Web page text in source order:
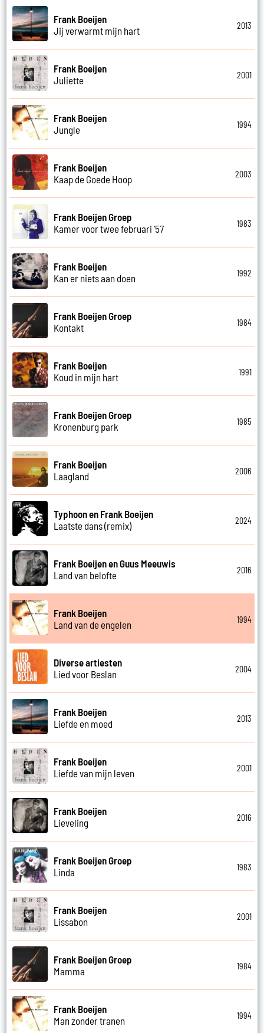
Frank Boeijen
Jij verwarmt mijn hart
2013
Frank Boeijen
Juliette
2001
Frank Boeijen
Jungle
1994
Frank Boeijen
Kaap de Goede Hoop
2003
Frank Boeijen Groep
Kamer voor twee februari '57
1983
Frank Boeijen
Kan er niets aan doen
1992
Frank Boeijen Groep
Kontakt
1984
Frank Boeijen
Koud in mijn hart
1991
Frank Boeijen Groep
Kronenburg park
1985
Frank Boeijen
Laagland
2006
Typhoon en Frank Boeijen
Laatste dans (remix)
2024
Frank Boeijen en Guus Meeuwis
Land van belofte
2016
Frank Boeijen
Land van de engelen
1994
Diverse artiesten
Lied voor Beslan
2004
Frank Boeijen
Liefde en moed
2013
Frank Boeijen
Liefde van mijn leven
2001
Frank Boeijen
Lieveling
2016
Frank Boeijen Groep
Linda
1983
Frank Boeijen
Lissabon
2001
Frank Boeijen Groep
Mamma
1984
Frank Boeijen
Man zonder tranen
1994